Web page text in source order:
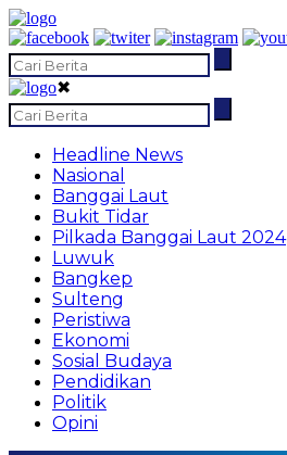
✖
Headline News
Nasional
Banggai Laut
Bukit Tidar
Pilkada Banggai Laut 2024
Luwuk
Bangkep
Sulteng
Peristiwa
Ekonomi
Sosial Budaya
Pendidikan
Politik
Opini